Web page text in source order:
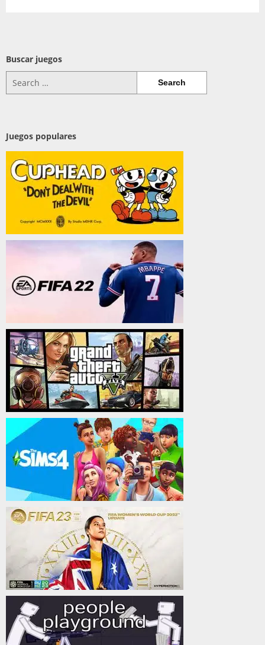
Buscar juegos
for:
Juegos populares